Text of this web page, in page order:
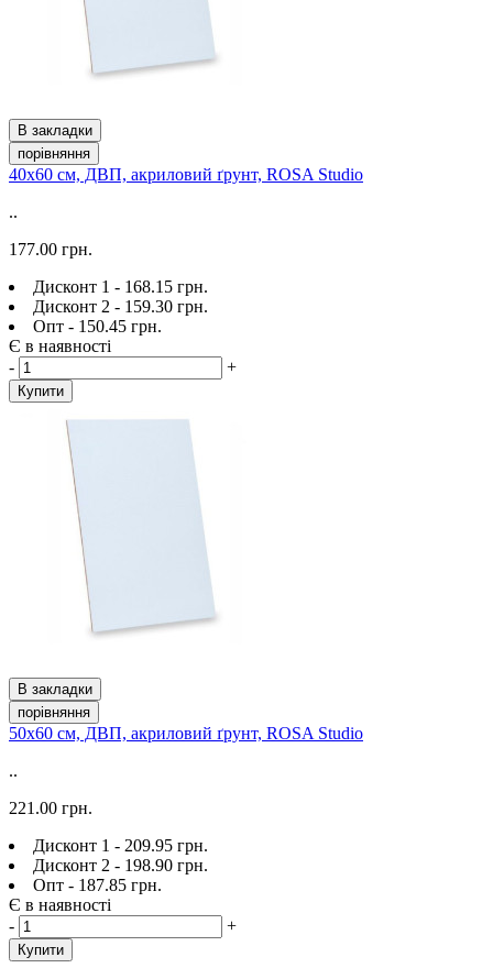
В закладки
порівняння
40х60 см, ДВП, акриловий ґрунт, ROSA Studio
..
177.00 грн.
Дисконт 1 - 168.15 грн.
Дисконт 2 - 159.30 грн.
Опт - 150.45 грн.
Є в наявності
-
+
Купити
В закладки
порівняння
50х60 см, ДВП, акриловий ґрунт, ROSA Studio
..
221.00 грн.
Дисконт 1 - 209.95 грн.
Дисконт 2 - 198.90 грн.
Опт - 187.85 грн.
Є в наявності
-
+
Купити